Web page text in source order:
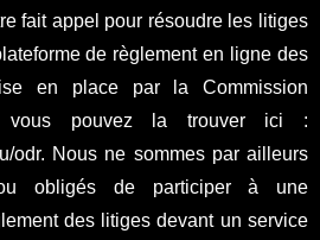
fait appel pour résoudre les litiges
de règlement en ligne des
en place par la Commission
vous pouvez la trouver ici :
odr. Nous ne sommes par ailleurs
obligés de participer à une
des litiges devant un service